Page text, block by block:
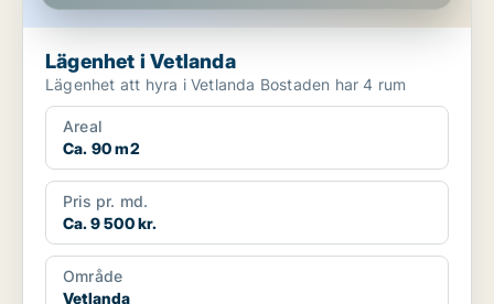
Lägenhet i Vetlanda
Lägenhet att hyra i Vetlanda Bostaden har 4 rum
Areal
Ca. 90 m2
Pris pr. md.
Ca. 9 500 kr.
Område
Vetlanda